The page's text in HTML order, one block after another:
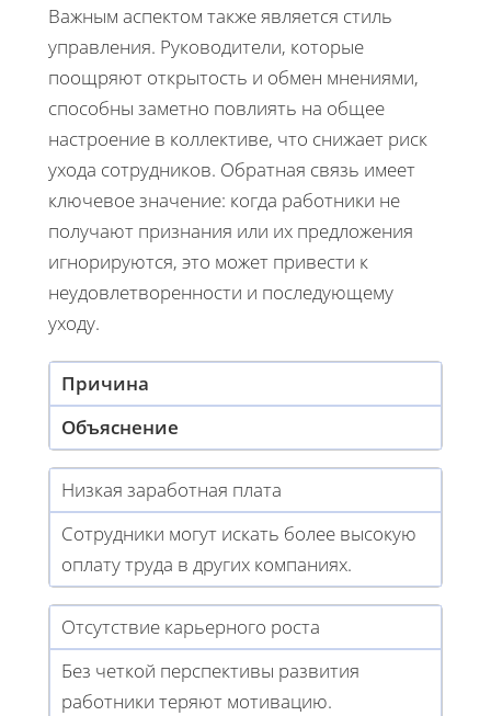
Важным аспектом также является стиль
управления. Руководители, которые
поощряют открытость и обмен мнениями,
способны заметно повлиять на общее
настроение в коллективе, что снижает риск
ухода сотрудников. Обратная связь имеет
ключевое значение: когда работники не
получают признания или их предложения
игнорируются, это может привести к
неудовлетворенности и последующему
уходу.
Причина
Объяснение
Низкая заработная плата
Сотрудники могут искать более высокую
оплату труда в других компаниях.
Отсутствие карьерного роста
Без четкой перспективы развития
работники теряют мотивацию.